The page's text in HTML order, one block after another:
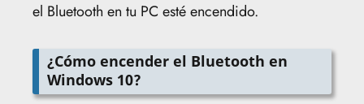
el Bluetooth en tu PC esté encendido.
¿Cómo encender el Bluetooth en
Windows 10?